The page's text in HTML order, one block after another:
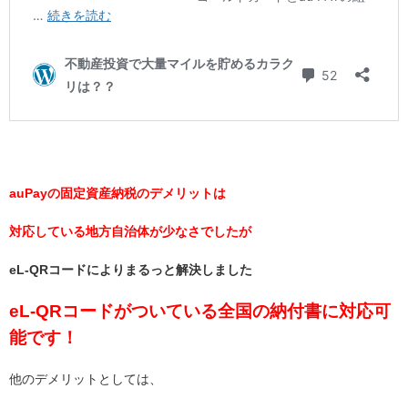
auPayの固定資産納税のデメリットは
対応している地方自治体が少なさでしたが
eL-QRコードによりまるっと解決しました
eL-QRコードがついている全国の納付書に対応可
能です！
他のデメリットとしては、